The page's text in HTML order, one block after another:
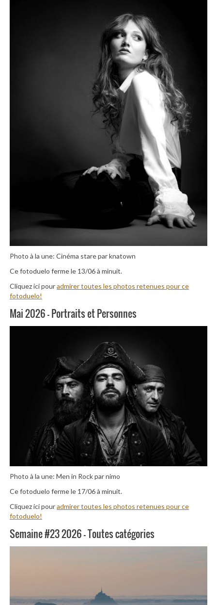
Photo à la une: Cinéma stare par knatown
Ce fotoduelo ferme le 13/06 à minuit.
Cliquez ici pouradmirer toutes les photos retenues pour ce
fotoduelo!
Mai 2026 – Portraits et Personnes
Photo à la une: Men in Rock par nimo
Ce fotoduelo ferme le 17/06 à minuit.
Cliquez ici pouradmirer toutes les photos retenues pour ce
fotoduelo!
Semaine #23 2026 – Toutes catégories